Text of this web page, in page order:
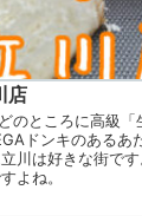
店
のところに高級
ドンキのあるあ
川は好きな街で
よね。